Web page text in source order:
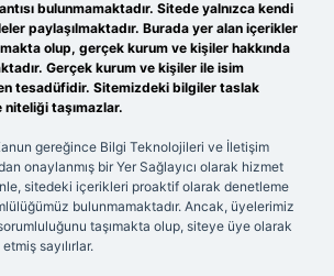
bulunmamaktadır. Sitede yalnızca kendi
paylaşılmaktadır. Burada yer alan içerikler
olup, gerçek kurum ve kişiler hakkında
Gerçek kurum ve kişiler ile isim
tesadüfidir. Sitemizdeki bilgiler taslak
taşımazlar.
gereğince Bilgi Teknolojileri ve İletişim
onaylanmış bir Yer Sağlayıcı olarak hizmet
sitedeki içerikleri proaktif olarak denetleme
bulunmamaktadır. Ancak, üyelerimiz
taşımakta olup, siteye üye olarak
sayılırlar.